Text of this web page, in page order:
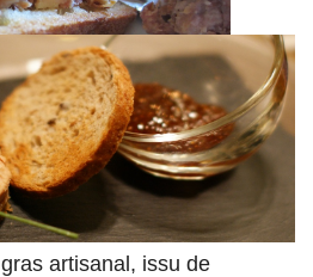
artisanal, issu de